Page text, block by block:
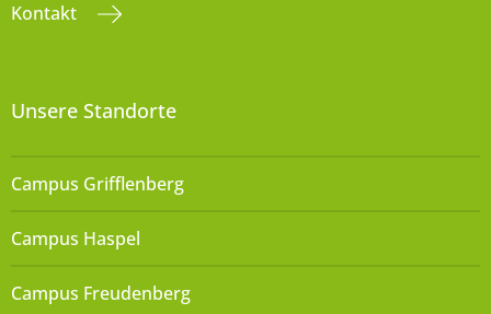
Kontakt
Unsere Standorte
Campus Grifflenberg
Campus Haspel
Campus Freudenberg